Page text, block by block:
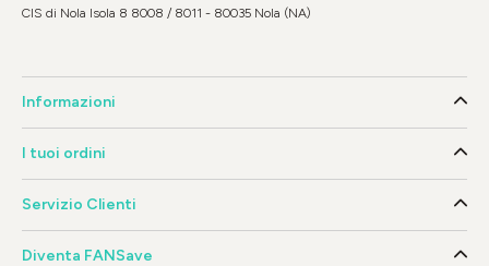
CIS di Nola Isola 8 8008 / 8011 - 80035 Nola (NA)
Informazioni
I tuoi ordini
Servizio Clienti
Diventa FANSave